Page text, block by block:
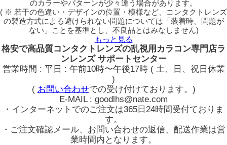
のカラーやパターンが少々違う場合があります。
( ※ 若干の色違い・デザインの位置・模様など、コンタクトレンズ
の製造方式による避けられない問題については「装着時、問題が
ない」ことを基準とし、不良品とはみなしません)
もっと見る
格安で高品質コンタクトレンズの乱視用カラコン専門店ラ
ンレンズ サポートセンター
営業時間 : 平日 : 午前10時〜午後17時 ( 土、日、祝日休業
)
( お問い合わせでの受け付けております。)
E-MAIL : goodlhs@nate.com
・インターネットでのご注文は365日24時間受付ておりま
す。
・ご注文確認メール、お問い合わせの返信、配送作業は営
業時間内となります。